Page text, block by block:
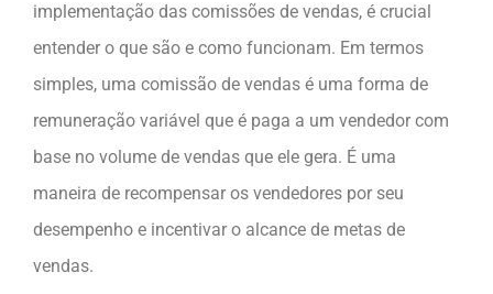
implementação das comissões de vendas, é crucial
entender o que são e como funcionam. Em termos
simples, uma comissão de vendas é uma forma de
remuneração variável que é paga a um vendedor com
base no volume de vendas que ele gera. É uma
maneira de recompensar os vendedores por seu
desempenho e incentivar o alcance de metas de
vendas.